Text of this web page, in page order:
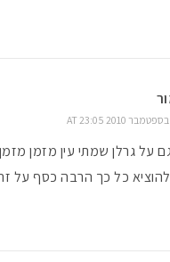
גם על גרלן שמתי עין מזמן
כל כך הרבה כסף על